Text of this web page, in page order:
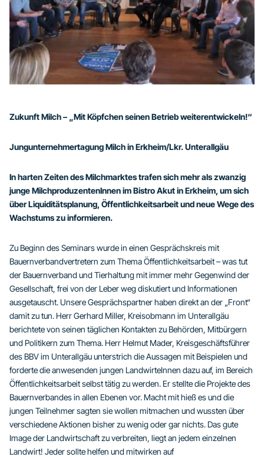
Zukunft Milch – „Mit Köpfchen seinen Betrieb weiterentwickeln!“
Jungunternehmertagung Milch in Erkheim/Lkr. Unterallgäu
In harten Zeiten des Milchmarktes trafen sich mehr als zwanzig
junge MilchproduzentenInnen im Bistro Akut in Erkheim, um sich
über Liquiditätsplanung, Öffentlichkeitsarbeit und neue Wege des
Wachstums zu informieren.
Zu Beginn des Seminars wurde in einen Gesprächskreis mit
Bauernverbandvertretern zum Thema Öffentlichkeitsarbeit – was tut
der Bauernverband und Tierhaltung mit immer mehr Gegenwind der
Gesellschaft, frei von der Leber weg diskutiert und Informationen
ausgetauscht. Unsere Gesprächspartner haben direkt an der „Front“
damit zu tun. Herr Gerhard Miller, Kreisobmann im Unterallgäu
berichtete von seinen täglichen Kontakten zu Behörden, Mitbürgern
und Politikern zum Thema. Herr Helmut Mader, Kreisgeschäftsführer
des BBV im Unterallgäu unterstrich die Aussagen mit Beispielen und
forderte die anwesenden jungen LandwirteInnen dazu auf, im Bereich
Öffentlichkeitsarbeit selbst tätig zu werden. Er stellte die Projekte des
Bauernverbandes in allen Ebenen vor. Macht mit hieß es und die
jungen Teilnehmer sagten sie wollen mitmachen und wussten über
verschiedene Aktionen bisher zu wenig oder gar nichts. Das gute
Image der Landwirtschaft zu verbreiten, liegt an jedem einzelnen
Landwirt! Jeder sollte helfen und mitwirken auf